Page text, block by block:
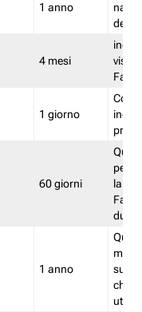
1 anno
del
4 mesi
1 giorno
60 giorni
la
1 anno
utenti